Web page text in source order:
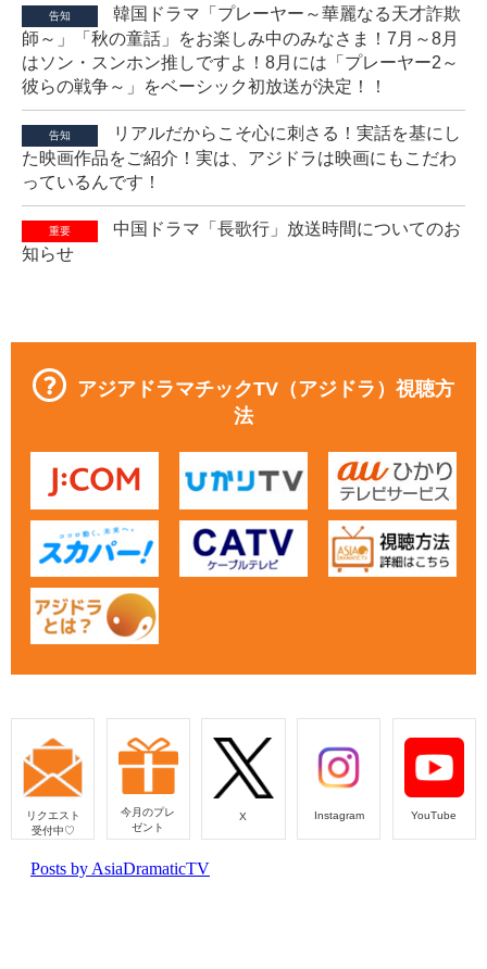
告知
韓国ドラマ「プレーヤー～華麗なる天才詐欺
師～」「秋の童話」をお楽しみ中のみなさま！7月～8月
はソン・スンホン推しですよ！8月には「プレーヤー2～
彼らの戦争～」をベーシック初放送が決定！！
告知
リアルだからこそ心に刺さる！実話を基にし
た映画作品をご紹介！実は、アジドラは映画にもこだわ
っているんです！
重要
中国ドラマ「長歌行」放送時間についてのお
知らせ
アジアドラマチックTV（アジドラ）視聴方
法
リクエスト
受付中♡
今月のプレ
ゼント
X Instagram YouTube